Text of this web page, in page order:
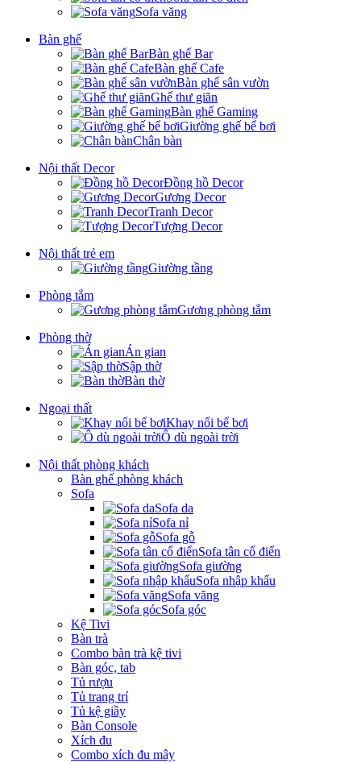
Sofa văng
Bàn ghế
Bàn ghế Bar
Bàn ghế Cafe
Bàn ghế sân vườn
Ghế thư giãn
Bàn ghế Gaming
Giường ghế bể bơi
Chân bàn
Nội thất Decor
Đồng hồ Decor
Gương Decor
Tranh Decor
Tượng Decor
Nội thất trẻ em
Giường tầng
Phòng tắm
Gương phòng tắm
Phòng thờ
Án gian
Sập thờ
Bàn thờ
Ngoại thất
Khay nổi bể bơi
Ô dù ngoài trời
Nội thất phòng khách
Bàn ghế phòng khách
Sofa
Sofa da
Sofa nỉ
Sofa gỗ
Sofa tân cổ điển
Sofa giường
Sofa nhập khẩu
Sofa văng
Sofa góc
Kệ Tivi
Bàn trà
Combo bàn trà kệ tivi
Bàn góc, tab
Tủ rượu
Tủ trang trí
Tủ kệ giầy
Bàn Console
Xích đu
Combo xích đu mây